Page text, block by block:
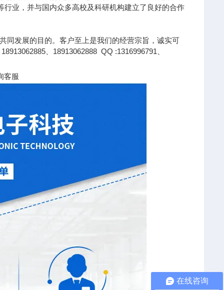
业，并与国内众多高校及科研机构建立了良好的合作
同发展的目的。客户至上是我们的经营宗旨，诚实可
、18913062888 QQ :1316996791、
客服
在线咨询